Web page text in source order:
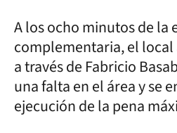
A los ocho minutos de la
complementaria, el
a través de Fabricio
una falta en el área y se
ejecución de la pena